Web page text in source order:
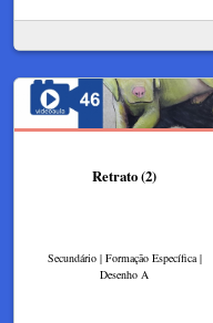
Retrato (2)
Secundário | Formação Específica |
Desenho A